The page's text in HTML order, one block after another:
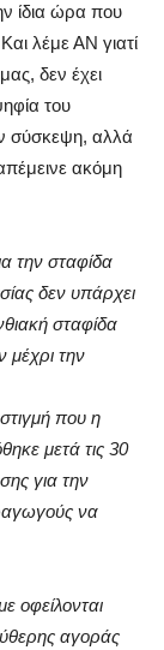
ίδια ώρα που
λέμε ΑΝ γιατί
δεν έχει
του
σύσκεψη, αλλά
ακόμη
την σταφίδα
δεν υπάρχει
σταφίδα
την
που η
μετά τις 30
για την
να
οφείλονται
αγοράς